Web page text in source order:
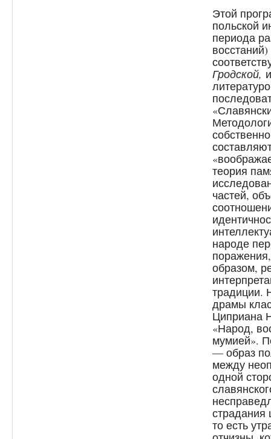
Этой
польской
периода
Гродской,
теория
частей,
народе
образом,
традиции.
драмы
Циприана
«Народ,
мумией».
— образ
между
одной
страдания
то есть